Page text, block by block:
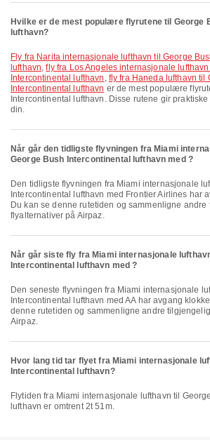
Hvilke er de mest populære flyrutene til George
lufthavn?
fly fra Narita internasjonale lufthavn til George Bush Intercontinental
lufthavn,fly fra Los Angeles internasjonale
Intercontinental lufthavn , fly fra Haneda lufthavn til
Intercontinental lufthavn er de mest populære
Intercontinental lufthavn. Disse rutene gir
din.
Når går den tidligste flyvningen fra Miami
George Bush Intercontinental lufthavn med ?
Den tidligste flyvningen fra Miami internasjonale lufthavn til George Bush
Intercontinental lufthavn med Frontier Airlines har
Du kan se denne rutetiden og sammenligne andre
flyalternativer på Airpaz.
Når går siste fly fra Miami internasjonale
Intercontinental lufthavn med ?
Den seneste flyvningen fra Miami internasjonale lufthavn til George Bush
Intercontinental lufthavn med AA har avgang
denne rutetiden og sammenligne andre
Airpaz.
Hvor lang tid tar flyet fra Miami internasjonale
Intercontinental lufthavn?
Flytiden fra Miami internasjonale lufthavn til George Bush Intercontinental
lufthavn er omtrent 2t 51m.